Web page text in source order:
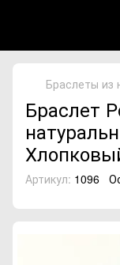
Браслеты из
Браслет
Артикул: 1096